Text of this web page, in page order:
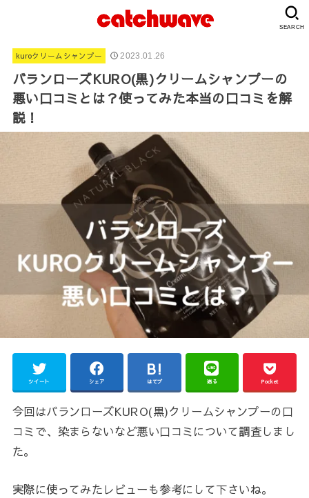
SEARCH
kuroクリームシャンプー 2023.01.26
バランローズKURO(黒)クリームシャンプーの
悪い口コミとは？使ってみた本当の口コミを解
説！
ツイート シェア はてブ 送る Pocket
今回はバランローズKURO(黒)クリームシャンプーの口
コミで、染まらないなど悪い口コミについて調査しまし
た。
実際に使ってみたレビューも参考にして下さいね。